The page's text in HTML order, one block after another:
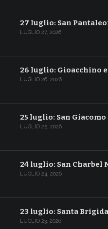
27 luglio: San
LUGLIO 27, 2026
26 luglio: Gioacchino
LUGLIO 26, 2026
25 luglio: San
LUGLIO 25, 2026
24 luglio: San Charbel
LUGLIO 24, 2026
23 luglio: Santa
LUGLIO 23, 2026